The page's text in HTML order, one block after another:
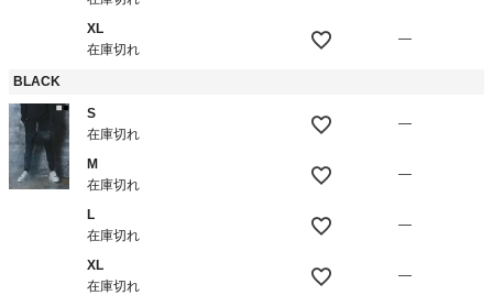
XL
在庫切れ
—
BLACK
S
在庫切れ
—
M
在庫切れ
—
L
在庫切れ
—
XL
在庫切れ
—